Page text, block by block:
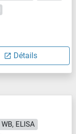
Détails
WB, ELISA